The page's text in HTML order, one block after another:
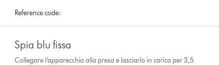
Reference code:
Spia blu fissa
Collegare l’apparecchio alla presa e lasciarlo in carica per 3,5